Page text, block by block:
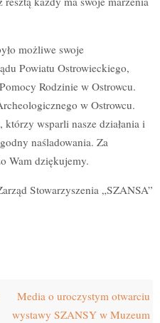
możliwe swoje
Powiatu Ostrowieckiego,
Rodzinie w Ostrowcu.
w Ostrowcu.
wsparli nasze działania i
naśladowania. Za
Wam dziękujemy.
Stowarzyszenia „SZANSA”
Media o uroczystym otwarciu
wystawy SZANSY w Muzeum